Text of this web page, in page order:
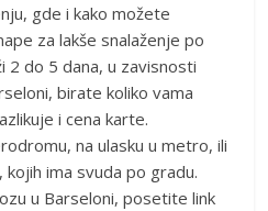
gde i kako možete
za lakše snalaženje po
2 do 5 dana, u zavisnosti
birate koliko vama
i cena karte.
na ulasku u metro, ili
ima svuda po gradu.
u Barseloni, posetite link